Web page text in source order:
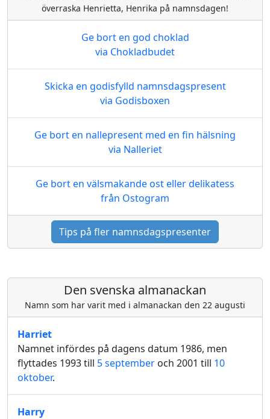
överraska Henrietta, Henrika på namnsdagen!
Ge bort en god choklad
via Chokladbudet
Skicka en godisfylld namnsdagspresent
via Godisboxen
Ge bort en nallepresent med en fin hälsning
via Nalleriet
Ge bort en välsmakande ost eller delikatess
från Ostogram
Tips på fler namnsdagspresenter
Den svenska almanackan
Namn som har varit med i almanackan den 22 augusti
Harriet
Namnet infördes på dagens datum 1986, men
flyttades 1993 till 5 september och 2001 till 10
oktober.
Harry